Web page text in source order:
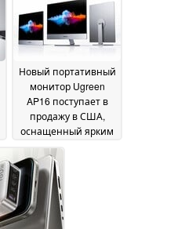
Новый портативный
монитор Ugreen
AP16 поступает в
продажу в США,
оснащенный ярким
дисплеем с
разрешением 2,5K и
частотой
обновления 165 Гц, а
также магнитной
подставкой